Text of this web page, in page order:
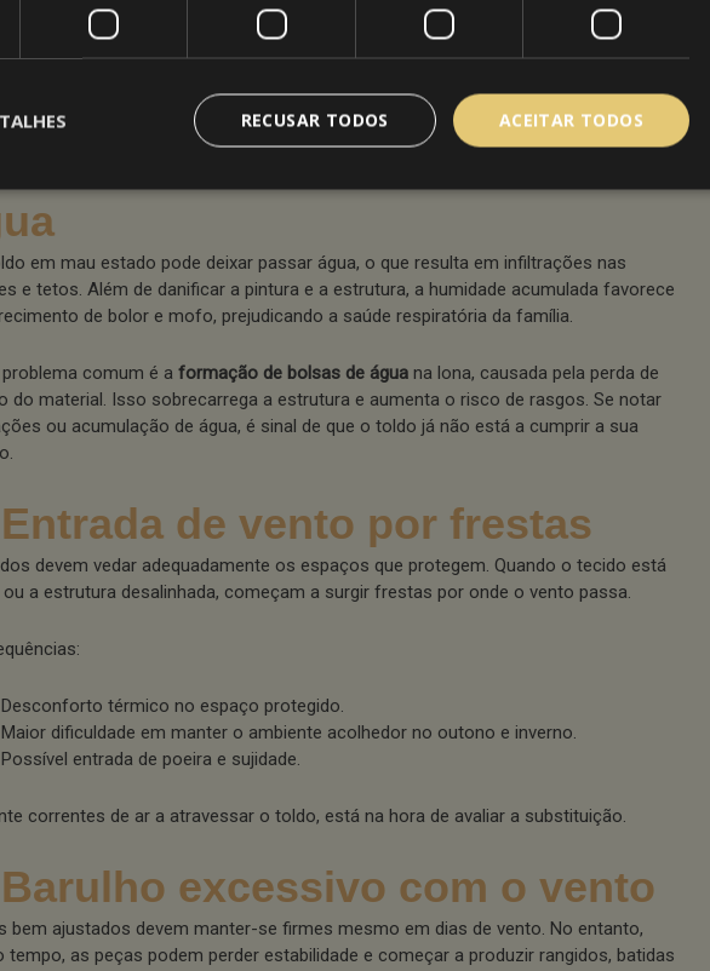
ferragens danificadas é perigoso. Um toldo mal fixado pode desprender-se com o
em mau estado pode deixar passar água, o que resulta em infiltrações nas
e tetos. Além de danificar a pintura e a estrutura, a humidade acumulada favorece
de bolor e mofo, prejudicando a saúde respiratória da família.
comum é a formação de bolsas de água na lona, causada pela perda de
do material. Isso sobrecarrega a estrutura e aumenta o risco de rasgos. Se notar
ou acumulação de água, é sinal de que o toldo já não está a cumprir a sua
de vento por frestas
devem vedar adequadamente os espaços que protegem. Quando o tecido está
a estrutura desalinhada, começam a surgir frestas por onde o vento passa.
Desconforto térmico no espaço protegido.
Maior dificuldade em manter o ambiente acolhedor no outono e inverno.
Possível entrada de poeira e sujidade.
correntes de ar a atravessar o toldo, está na hora de avaliar a substituição.
excessivo com o vento
bem ajustados devem manter-se firmes mesmo em dias de vento. No entanto,
tempo, as peças podem perder estabilidade e começar a produzir rangidos, batidas
ACEITAR TODOS
RECUSAR TODOS